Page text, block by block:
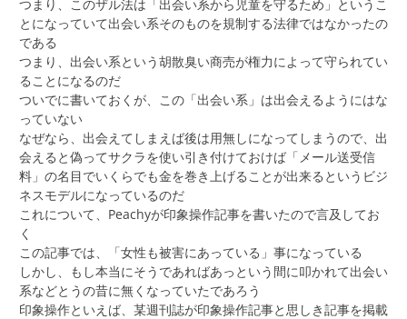
つまり、このザル法は「出会い系から児童を守るため」というこ
とになっていて出会い系そのものを規制する法律ではなかったの
である
つまり、出会い系という胡散臭い商売が権力によって守られてい
ることになるのだ
ついでに書いておくが、この「出会い系」は出会えるようにはな
っていない
なぜなら、出会えてしまえば後は用無しになってしまうので、出
会えると偽ってサクラを使い引き付けておけば「メール送受信
料」の名目でいくらでも金を巻き上げることが出来るというビジ
ネスモデルになっているのだ
これについて、Peachyが印象操作記事を書いたので言及してお
く
この記事では、「女性も被害にあっている」事になっている
しかし、もし本当にそうであればあっという間に叩かれて出会い
系などとうの昔に無くなっていたであろう
印象操作といえば、某週刊誌が印象操作記事と思しき記事を掲載